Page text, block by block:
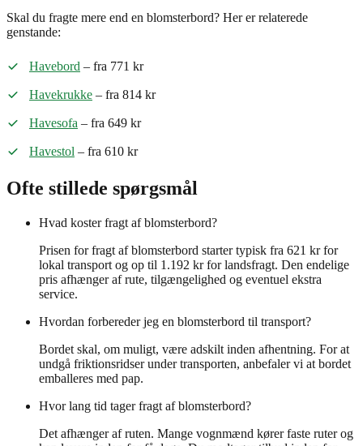
Skal du fragte mere end en blomsterbord? Her er relaterede
genstande:
Havebord – fra 771 kr
Havekrukke – fra 814 kr
Havesofa – fra 649 kr
Havestol – fra 610 kr
Ofte stillede spørgsmål
Hvad koster fragt af blomsterbord?
Prisen for fragt af blomsterbord starter typisk fra 621 kr for
lokal transport og op til 1.192 kr for landsfragt. Den endelige
pris afhænger af rute, tilgængelighed og eventuel ekstra
service.
Hvordan forbereder jeg en blomsterbord til transport?
Bordet skal, om muligt, være adskilt inden afhentning. For at
undgå friktionsridser under transporten, anbefaler vi at bordet
emballeres med pap.
Hvor lang tid tager fragt af blomsterbord?
Det afhænger af ruten. Mange vognmænd kører faste ruter og